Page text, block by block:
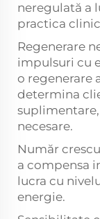
neregulată a
practica
Regenerare
impulsuri cu
o regenerare
determina
necesare.
Număr
a compensa
lucra cu
energie.